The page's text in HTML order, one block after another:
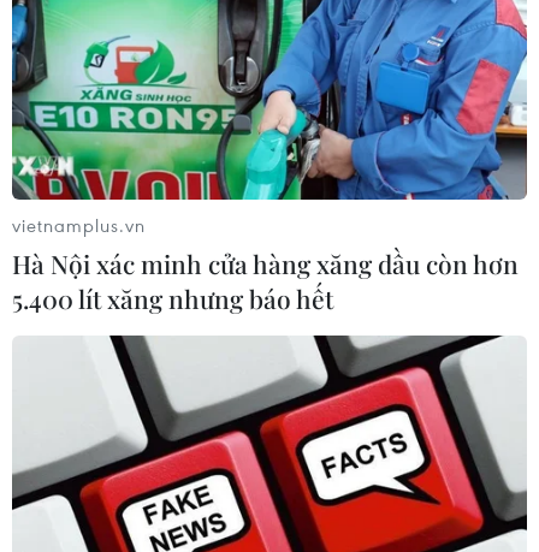
28/06/2019 12:04
Chiều 28/6, ông Đặng Phú Hành, phó chủ tịch UBND
huyện Hòa Vang (thành phố Đà Nẵng) cho biết đang
xảy ra vụ cháy rừng tại địa phận giáp ranh xã Hòa Sơn
và xã Hòa Nhơn (huyện Hòa Vang).
vietnamplus.vn
Hà Nội xác minh cửa hàng xăng dầu còn hơn
5.400 lít xăng nhưng báo hết